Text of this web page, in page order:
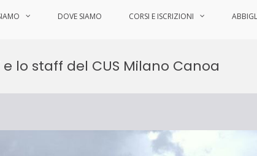
DOVE SIAMO CORSI E ISCRIZIONI
lo staff del CUS Milano Canoa